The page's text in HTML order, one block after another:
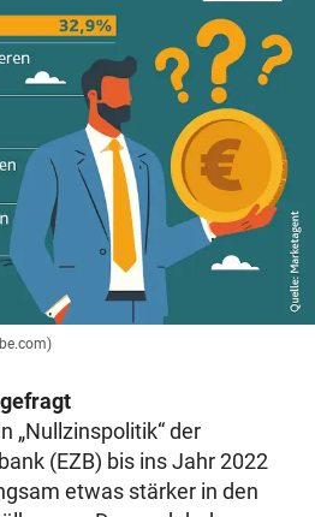
„Nullzinspolitik“ der
(EZB) bis ins Jahr 2022
etwas stärker in den